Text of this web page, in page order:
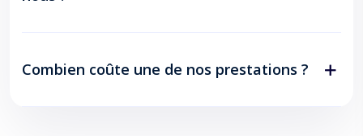
Combien coûte une de nos prestations ?